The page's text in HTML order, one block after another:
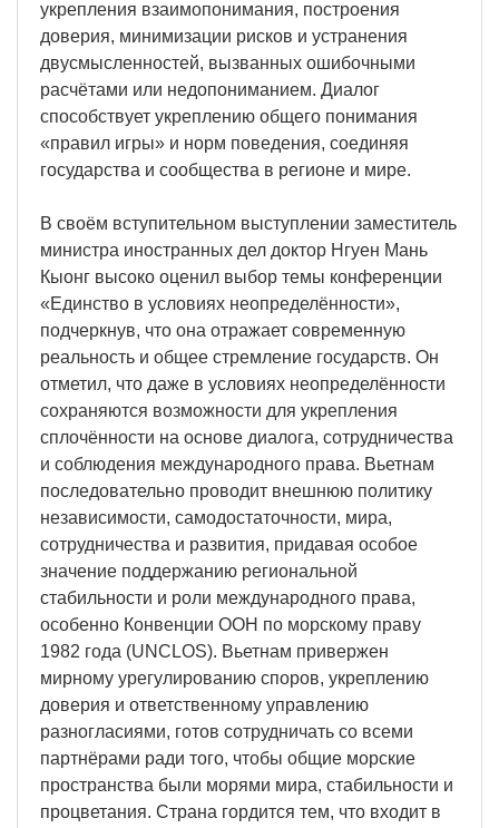
укрепления взаимопонимания, построения
доверия, минимизации рисков и устранения
двусмысленностей, вызванных ошибочными
расчётами или недопониманием. Диалог
способствует укреплению общего понимания
«правил игры» и норм поведения, соединяя
государства и сообщества в регионе и мире.
В своём вступительном выступлении заместитель
министра иностранных дел доктор Нгуен Мань
Кыонг высоко оценил выбор темы конференции
«Единство в условиях неопределённости»,
подчеркнув, что она отражает современную
реальность и общее стремление государств. Он
отметил, что даже в условиях неопределённости
сохраняются возможности для укрепления
сплочённости на основе диалога, сотрудничества
и соблюдения международного права. Вьетнам
последовательно проводит внешнюю политику
независимости, самодостаточности, мира,
сотрудничества и развития, придавая особое
значение поддержанию региональной
стабильности и роли международного права,
особенно Конвенции ООН по морскому праву
1982 года (UNCLOS). Вьетнам привержен
мирному урегулированию споров, укреплению
доверия и ответственному управлению
разногласиями, готов сотрудничать со всеми
партнёрами ради того, чтобы общие морские
пространства были морями мира, стабильности и
процветания. Страна гордится тем, что входит в